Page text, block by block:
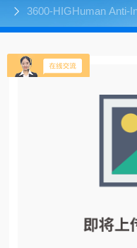
3600-HIGHuman Anti-